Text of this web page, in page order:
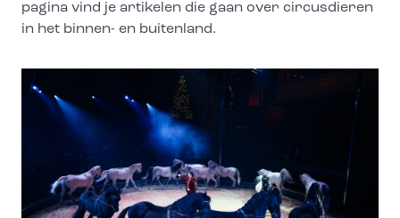
pagina vind je artikelen die gaan over circusdieren
in het binnen- en buitenland.